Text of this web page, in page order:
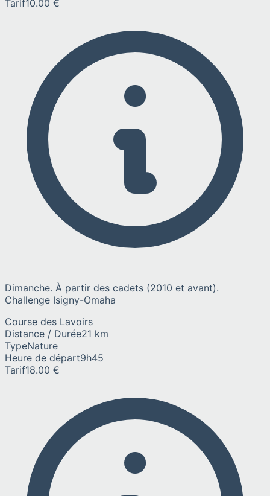
Tarif10.00 €
Dimanche. À partir des cadets (2010 et avant).
Challenge Isigny-Omaha
Course des Lavoirs
Distance / Durée21 km
TypeNature
Heure de départ9h45
Tarif18.00 €